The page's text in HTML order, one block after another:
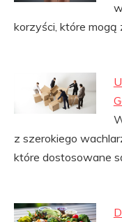
korzyści, które
z szerokiego
które dostosowane